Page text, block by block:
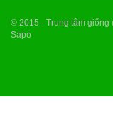
© 2015 - Trung tâm giống
Sapo